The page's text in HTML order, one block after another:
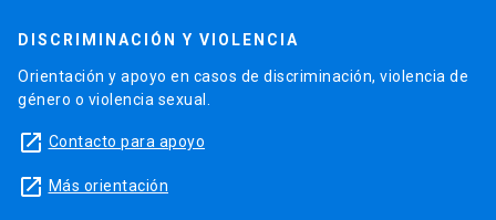
DISCRIMINACIÓN Y VIOLENCIA
Orientación y apoyo en casos de discriminación, violencia de
género o violencia sexual.
launch Contacto para apoyo
launch Más orientación